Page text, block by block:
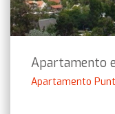
Apartamento
Apartamento